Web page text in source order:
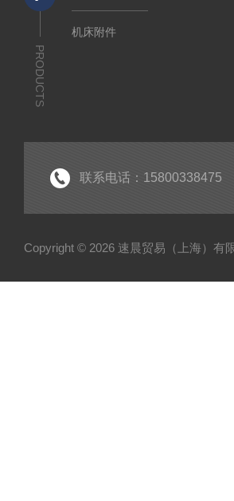
PRODUCTS
机床附件
联系电话：15800338475
Copyright © 2026 速晨贸易（上海）有